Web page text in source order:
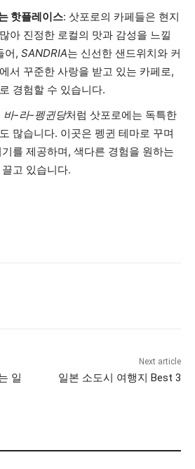
핫플레이스: 삿포로의 카페들은 현지
아 진정한 로컬의 맛과 감성을 느낄
어, SANDRIA는 신선한 샌드위치와 커
서 꾸준한 사랑을 받고 있는 카페로,
경험할 수 있습니다.
바-라-펭귄당처럼 삿포로에는 독특한
많습니다. 이곳은 펭귄 테마로 꾸며
를 제공하며, 색다른 경험을 원하는
고 있습니다.
일
Next article
일본 소도시 여행지 Best 3